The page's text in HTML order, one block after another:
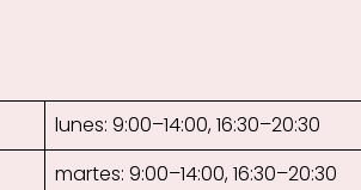
lunes: 9:00–14:00, 16:30–20:30
martes: 9:00–14:00, 16:30–20:30